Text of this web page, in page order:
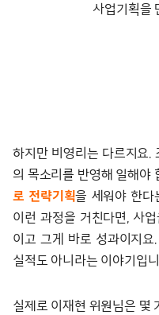
사업기획을
하지만 비영리는 다르지요.
의 목소리를 반영해 일해야
로 전략기획을 세워야 한다
이런 과정을 거친다면, 사
이고 그게 바로 성과이지
실적도 아니라는 이야기입
실제로 이재현 위원님은 몇